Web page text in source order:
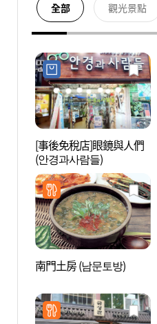
全部 觀光景點
[事後免稅店]眼鏡與人們
(안경과사람들)
南門土房 (남문토방)